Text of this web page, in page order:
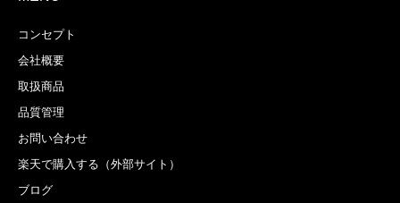
コンセプト
会社概要
取扱商品
品質管理
お問い合わせ
楽天で購入する（外部サイト）
ブログ